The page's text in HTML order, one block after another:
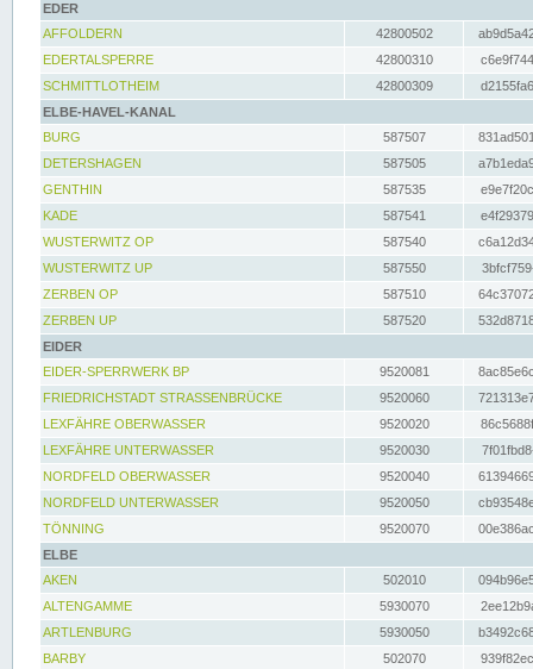
EDER
AFFOLDERN
42800502
EDERTALSPERRE
42800310
SCHMITTLOTHEIM
42800309
ELBE-HAVEL-KANAL
BURG
587507
DETERSHAGEN
587505
GENTHIN
587535
KADE
587541
WUSTERWITZ OP
587540
WUSTERWITZ UP
587550
ZERBEN OP
587510
ZERBEN UP
587520
EIDER
EIDER-SPERRWERK BP
9520081
FRIEDRICHSTADT STRASSENBRÜCKE
9520060
LEXFÄHRE OBERWASSER
9520020
LEXFÄHRE UNTERWASSER
9520030
NORDFELD OBERWASSER
9520040
NORDFELD UNTERWASSER
9520050
TÖNNING
9520070
ELBE
AKEN
502010
ALTENGAMME
5930070
ARTLENBURG
5930050
BARBY
502070